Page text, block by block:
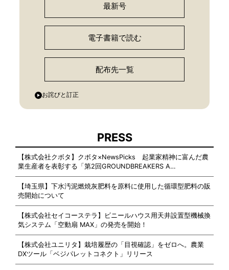
最新号
電子書籍で読む
配布先一覧
お詫びと訂正
PRESS
【株式会社クボタ】クボタ×NewsPicks 起業家精神に富んだ農
業生産者を表彰する「第2回GROUNDBREAKERS A…
【埼玉県】下水汚泥燃焼灰肥料を原料に使用した循環型肥料の販
売開始について
【株式会社セイコーステラ】ビニールハウス用天井設置型機械換
気システム「空動扇 MAX」の発売を開始！
【株式会社ユニリタ】栽培履歴の「目視確認」をゼロへ。農業
DXツール「ベジパレットコネクト」リリース